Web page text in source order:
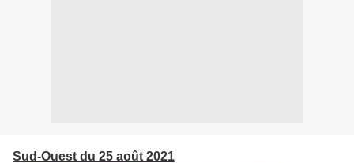
Sud-Ouest du 25 août 2021